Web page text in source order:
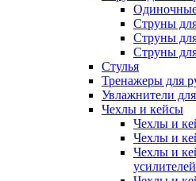
Струны
Струны
Струны
Стулья
Тренажеры для
Увлажнители
Чехлы и кейсы
Чехлы и
Чехлы и
Чехлы и
усилителей